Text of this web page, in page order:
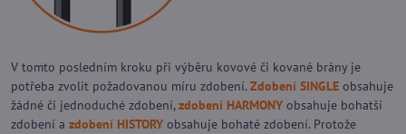
V tomto posledním kroku při výběru kovové či kované brány je
potřeba zvolit požadovanou míru zdobení. Zdobení SINGLE obsahuje
žádné či jednoduché zdobení,zdobení HARMONY obsahuje bohatší
zdobení a zdobení HISTORY obsahuje bohaté zdobení. Protože